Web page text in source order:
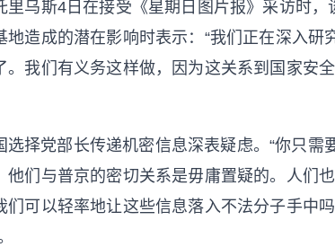
乌斯4日在接受《星期日图片报》采访时，
造成的潜在影响时表示：“我们正在深入研
我们有义务这样做，因为这关系到国家安
择党部长传递机密信息深表疑虑。“你只需
他们与普京的密切关系是毋庸置疑的。人们
可以轻率地让这些信息落入不法分子手中